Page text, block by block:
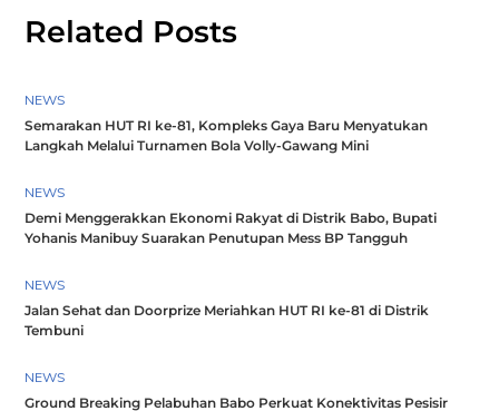
Related Posts
NEWS
Semarakan HUT RI ke-81, Kompleks Gaya Baru Menyatukan
Langkah Melalui Turnamen Bola Volly-Gawang Mini
NEWS
Demi Menggerakkan Ekonomi Rakyat di Distrik Babo, Bupati
Yohanis Manibuy Suarakan Penutupan Mess BP Tangguh
NEWS
Jalan Sehat dan Doorprize Meriahkan HUT RI ke-81 di Distrik
Tembuni
NEWS
Ground Breaking Pelabuhan Babo Perkuat Konektivitas Pesisir